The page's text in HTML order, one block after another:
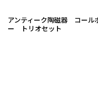
アンティーク陶磁器 コー
ー トリオセット